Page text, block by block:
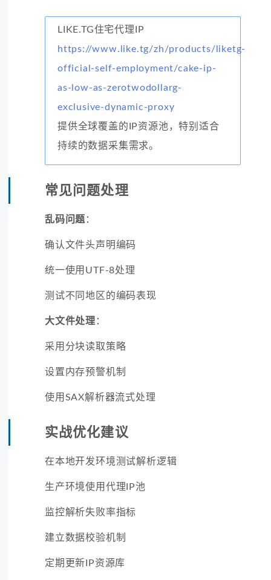
LIKE.TG住宅代理IP
https://www.like.tg/zh/products/liketg-
official-self-employment/cake-ip-
as-low-as-zerotwodollarg-
exclusive-dynamic-proxy
提供全球覆盖的IP资源池，特别适合
持续的数据采集需求。
常见问题处理
乱码问题 ：
确认文件头声明编码
统一使用UTF-8处理
测试不同地区的编码表现
大文件处理 ：
采用分块读取策略
设置内存预警机制
使用SAX解析器流式处理
实战优化建议
在本地开发环境测试解析逻辑
生产环境使用代理IP池
监控解析失败率指标
建立数据校验机制
定期更新IP资源库